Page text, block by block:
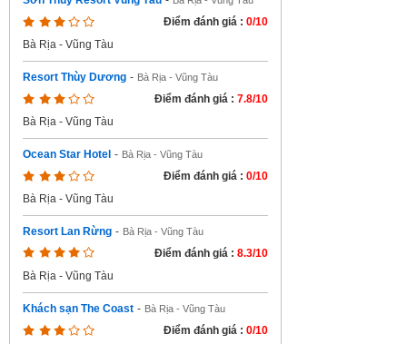
Điểm đánh giá : 0/10
Bà Rịa - Vũng Tàu
Resort Thùy Dương - Bà Rịa - Vũng Tàu
Điểm đánh giá : 7.8/10
Bà Rịa - Vũng Tàu
Ocean Star Hotel - Bà Rịa - Vũng Tàu
Điểm đánh giá : 0/10
Bà Rịa - Vũng Tàu
Resort Lan Rừng - Bà Rịa - Vũng Tàu
Điểm đánh giá : 8.3/10
Bà Rịa - Vũng Tàu
Khách sạn The Coast - Bà Rịa - Vũng Tàu
Điểm đánh giá : 0/10